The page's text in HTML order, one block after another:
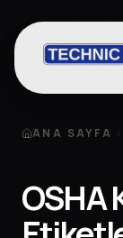
ANA SAYFA
OSHA